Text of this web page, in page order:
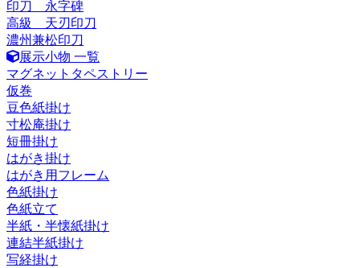
印刀 永字碑
高級 天刃印刀
濃州兼松印刀
展示小物 一覧
マグネットタペストリー
仮巻
豆色紙掛け
寸松庵掛け
短冊掛け
はがき掛け
はがき用フレーム
色紙掛け
色紙立て
半紙・半懐紙掛け
連結半紙掛け
写経掛け